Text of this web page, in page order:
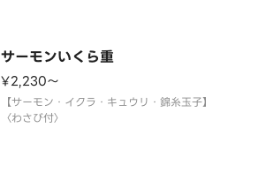
サーモンいくら重
¥2,230〜
【サーモン・イクラ・キュウリ・錦糸玉子】
〈わさび付〉